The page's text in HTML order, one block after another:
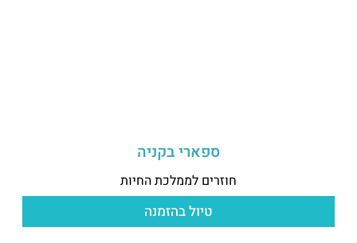
ספארי בקניה
חוזרים לממלכת החיות
טיול בהזמנה